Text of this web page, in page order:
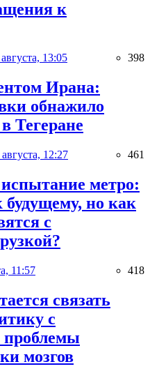
к
13:05 398
Ирана:
обнажило
Тегеране
12:27 461
метро:
будущему, но как
с
11:57 418
связать
с
проблемы
мозгов